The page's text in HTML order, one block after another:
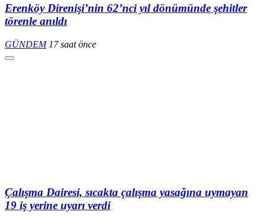
Erenköy Direnişi’nin 62’nci yıl dönümünde şehitler
törenle anıldı
GÜNDEM 17 saat önce
Çalışma Dairesi, sıcakta çalışma yasağına uymayan
19 iş yerine uyarı verdi